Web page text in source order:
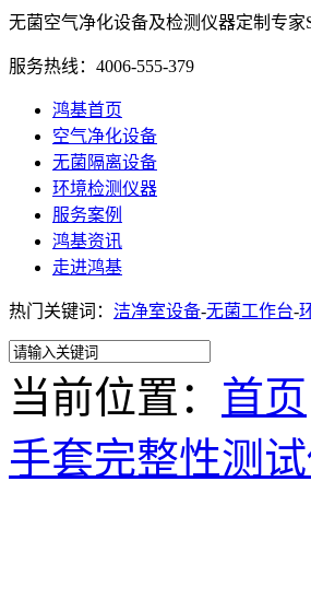
无菌空气净化设备及检测仪器定制专家
服务热线： 4006-555-379
鸿基首页
空气净化设备
无菌隔离设备
环境检测仪器
服务案例
鸿基资讯
走进鸿基
热门关键词： 洁净室设备-无菌工作台-
当前位置： 首页
手套完整性测